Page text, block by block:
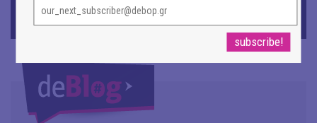
Θανάσης Λάλας-Κώστας Τσόκλης - Συνομιλώντας με
εικόνες και λέξεις